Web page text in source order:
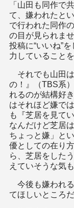
「山田も同作で
て、嫌われたと
で行われた同作
の目が見られま
投稿に“いいね”
力していること
それでも山田
の！』（TBS系
れるのが結構好
はそれほど嫌で
も『芝居を見て
なんだけど芝居
ちょっと嫌」と
優としての在り
ら、芝居をした
えていそうな気
今後も嫌われ
てほしいところだ